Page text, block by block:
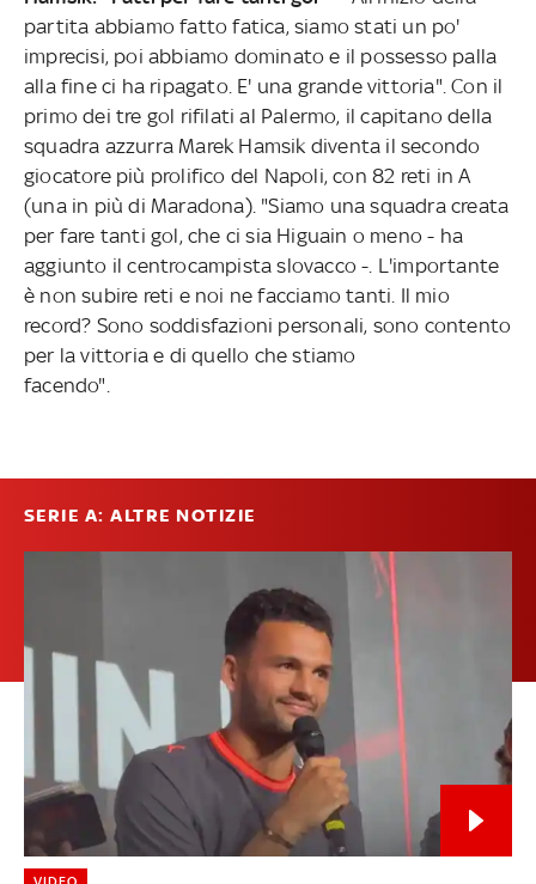
partita abbiamo fatto fatica, siamo stati un po'
imprecisi, poi abbiamo dominato e il possesso palla
alla fine ci ha ripagato. E' una grande vittoria". Con il
primo dei tre gol rifilati al Palermo, il capitano della
squadra azzurra Marek Hamsik diventa il secondo
giocatore più prolifico del Napoli, con 82 reti in A
(una in più di Maradona). "Siamo una squadra creata
per fare tanti gol, che ci sia Higuain o meno - ha
aggiunto il centrocampista slovacco -. L'importante
è non subire reti e noi ne facciamo tanti. Il mio
record? Sono soddisfazioni personali, sono contento
per la vittoria e di quello che stiamo
facendo".
SERIE A: ALTRE NOTIZIE